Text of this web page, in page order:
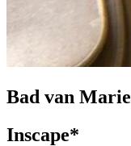
Bad van Marie
Inscape*